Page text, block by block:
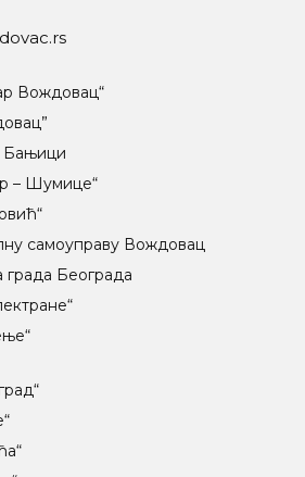
Вождовац“
Бањици
– Шумице“
самоуправу Вождовац
града Београда